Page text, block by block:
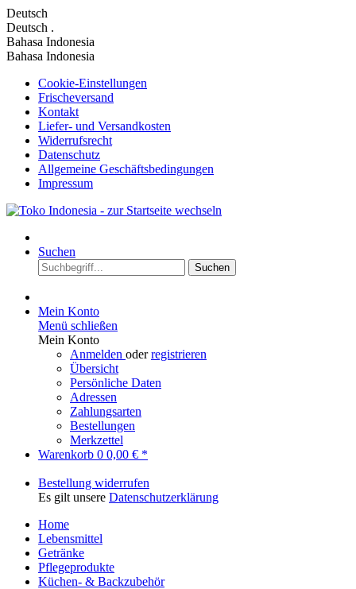
Deutsch
Deutsch .
Bahasa Indonesia
Bahasa Indonesia
Cookie-Einstellungen
Frischeversand
Kontakt
Liefer- und Versandkosten
Widerrufsrecht
Datenschutz
Allgemeine Geschäftsbedingungen
Impressum
Suchen
Suchen
Mein Konto
Menü schließen
Mein Konto
Anmelden oderregistrieren
Übersicht
Persönliche Daten
Adressen
Zahlungsarten
Bestellungen
Merkzettel
Warenkorb 0 0,00 € *
Bestellung widerrufen
Es gilt unsere Datenschutzerklärung
Home
Lebensmittel
Getränke
Pflegeprodukte
Küchen- & Backzubehör